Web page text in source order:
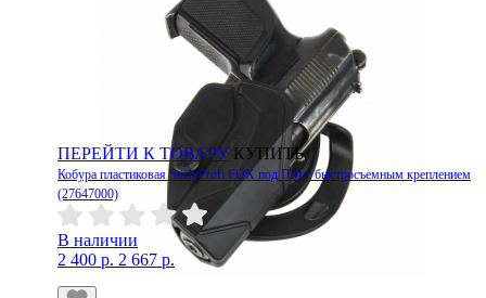
ПЕРЕЙТИ К ТОВАРУ КУПИТЬ
Кобура пластиковая Stich Profi FOX под ПМ с быстросъемным креплением
(27647000)
В наличии
2 400 р. 2 667 р.